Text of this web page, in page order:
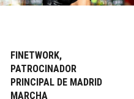
FINETWORK,
PATROCINADOR
PRINCIPAL DE MADRID
MARCHA